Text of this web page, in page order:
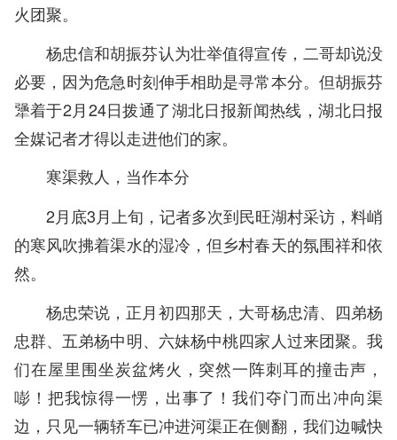
火团聚。
杨忠信和胡振芬认为壮举值得宣传，二哥却说没
必要，因为危急时刻伸手相助是寻常本分。但胡振芬
犟着于2月24日拨通了湖北日报新闻热线，湖北日报
全媒记者才得以走进他们的家。
寒渠救人，当作本分
2月底3月上旬，记者多次到民旺湖村采访，料峭
的寒风吹拂着渠水的湿冷，但乡村春天的氛围祥和依
然。
杨忠荣说，正月初四那天，大哥杨忠清、四弟杨
忠群、五弟杨中明、六妹杨中桃四家人过来团聚。我
们在屋里围坐炭盆烤火，突然一阵刺耳的撞击声，
嘭！把我惊得一愣，出事了！我们夺门而出冲向渠
边，只见一辆轿车已冲进河渠正在侧翻，我们边喊快